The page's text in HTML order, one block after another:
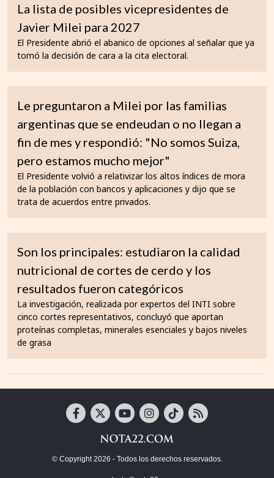
La lista de posibles vicepresidentes de
Javier Milei para 2027
El Presidente abrió el abanico de opciones al señalar que ya
tomó la decisión de cara a la cita electoral.
Le preguntaron a Milei por las familias
argentinas que se endeudan o no llegan a
fin de mes y respondió: "No somos Suiza,
pero estamos mucho mejor"
El Presidente volvió a relativizar los altos índices de mora
de la población con bancos y aplicaciones y dijo que se
trata de acuerdos entre privados.
Son los principales: estudiaron la calidad
nutricional de cortes de cerdo y los
resultados fueron categóricos
La investigación, realizada por expertos del INTI sobre
cinco cortes representativos, concluyó que aportan
proteínas completas, minerales esenciales y bajos niveles
de grasa
© Copyright 2026 - Todos los derechos reservados.